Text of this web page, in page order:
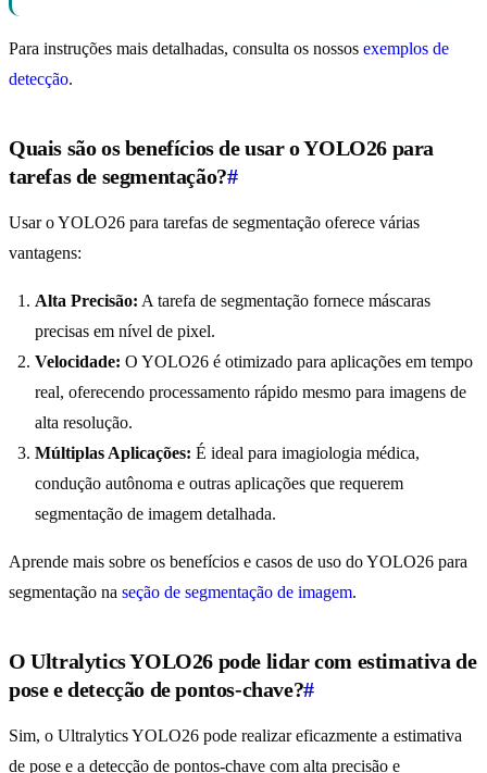
Para instruções mais detalhadas, consulta os nossos exemplos de
detecção.
Quais são os benefícios de usar o YOLO26 para
tarefas de segmentação?#
Usar o YOLO26 para tarefas de segmentação oferece várias
vantagens:
Alta Precisão: A tarefa de segmentação fornece máscaras
precisas em nível de pixel.
Velocidade: O YOLO26 é otimizado para aplicações em tempo
real, oferecendo processamento rápido mesmo para imagens de
alta resolução.
Múltiplas Aplicações: É ideal para imagiologia médica,
condução autônoma e outras aplicações que requerem
segmentação de imagem detalhada.
Aprende mais sobre os benefícios e casos de uso do YOLO26 para
segmentação na seção de segmentação de imagem.
O Ultralytics YOLO26 pode lidar com estimativa de
pose e detecção de pontos-chave?#
Sim, o Ultralytics YOLO26 pode realizar eficazmente a estimativa
de pose e a detecção de pontos-chave com alta precisão e